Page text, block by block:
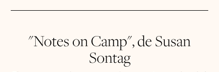
"Notes on Camp", de Susan
Sontag